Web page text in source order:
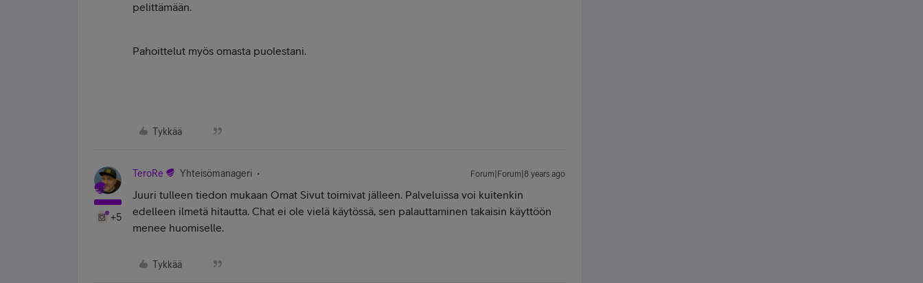
pelittämään.
Pahoittelut myös omasta puolestani.
Tykkää
+5
TeroRe Yhteisömanageri Forum|Forum|8 years ago
Juuri tulleen tiedon mukaan Omat Sivut toimivat jälleen. Palveluissa voi kuitenkin
edelleen ilmetä hitautta. Chat ei ole vielä käytössä, sen palauttaminen takaisin käyttöön
menee huomiselle.
Tykkää